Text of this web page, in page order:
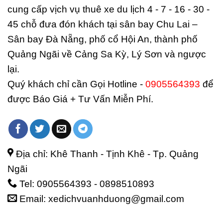
cung cấp vịch vụ thuê xe du lịch 4 - 7 - 16 - 30 -
45 chỗ đưa đón khách tại sân bay Chu Lai –
Sân bay Đà Nẵng, phố cổ Hội An, thành phố
Quảng Ngãi về Cảng Sa Kỳ, Lý Sơn và ngược
lại.
Quý khách chỉ cần Gọi Hotline - 0905564393 để
được Báo Giá + Tư Vấn Miễn Phí.
Địa chỉ: Khê Thanh - Tịnh Khê - Tp. Quảng
Ngãi
Tel: 0905564393 - 0898510893
Email: xedichvuanhduong@gmail.com